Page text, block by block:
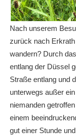
Nach unserem
zurück nach
wandern? Durch
entlang der Düssel
Straße entlang und
unterwegs außer
niemanden
einem
gut einer Stunde